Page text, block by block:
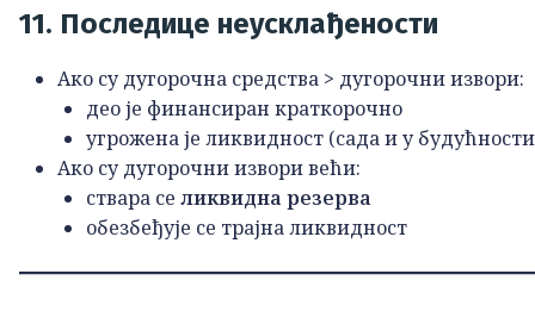
11. Последице неусклађености
Ако су дугорочна средства > дугорочни извори:
део је финансиран краткорочно
угрожена је ликвидност (сада и у
Ако су дугорочни извори већи:
ствара се ликвидна резерва
обезбеђује се трајна ликвидност